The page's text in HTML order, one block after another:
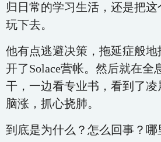
归日常的学习生活，还是把
玩下去。
他有点逃避决策，拖延症般
开了Solace营帐。然后就在全
干，一边看专业书，看到了
脑涨，抓心挠肺。
到底是为什么？怎么回事？哪